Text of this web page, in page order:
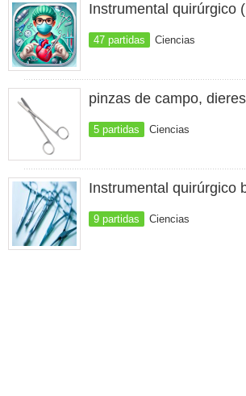
Instrumental quirúrgico
47 partidas Ciencias
pinzas de campo,
5 partidas Ciencias
Instrumental quirúrgico
9 partidas Ciencias